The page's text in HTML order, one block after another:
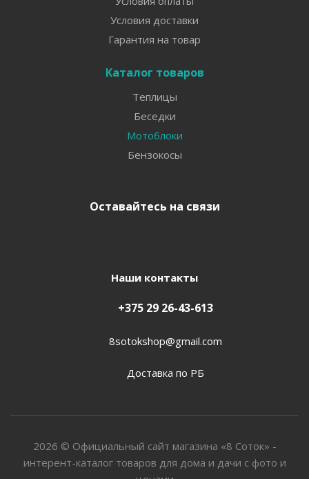
Условия доставки
Гарантия на товар
Каталог товаров
Теплицы
Беседки
Мотоблоки
Бензокосы
Оставайтесь на связи
Наши контакты
+375 29 26-43-613
8sotokshop@gmail.com
Доставка по РБ
2026 © Официальный сайт магазина «8 Соток» -
интерент-каталог товаров для дома и дачи с фото и